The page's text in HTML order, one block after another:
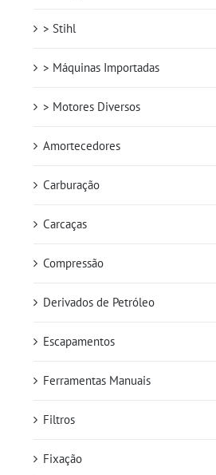
> Stihl
> Máquinas Importadas
> Motores Diversos
Amortecedores
Carburação
Carcaças
Compressão
Derivados de Petróleo
Escapamentos
Ferramentas Manuais
Filtros
Fixação